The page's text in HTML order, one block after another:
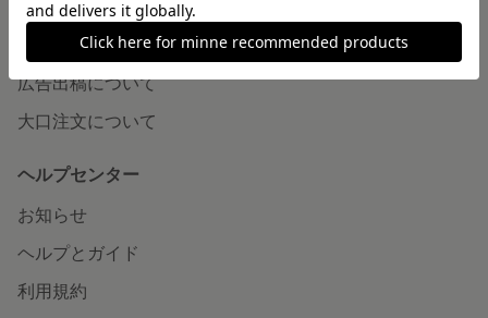
企業の方へ
広告出稿について
大口注文について
ヘルプセンター
お知らせ
ヘルプとガイド
利用規約